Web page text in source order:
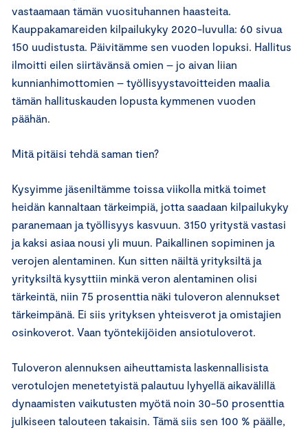
vastaamaan tämän vuosituhannen haasteita.
Kauppakamareiden kilpailukyky 2020-luvulla: 60 sivua
150 uudistusta. Päivitämme sen vuoden lopuksi. Hallitus
ilmoitti eilen siirtävänsä omien – jo aivan liian
kunnianhimottomien – työllisyystavoitteiden maalia
tämän hallituskauden lopusta kymmenen vuoden
päähän.
Mitä pitäisi tehdä saman tien?
Kysyimme jäseniltämme toissa viikolla mitkä toimet
heidän kannaltaan tärkeimpiä, jotta saadaan kilpailukyky
paranemaan ja työllisyys kasvuun. 3150 yritystä vastasi
ja kaksi asiaa nousi yli muun. Paikallinen sopiminen ja
verojen alentaminen. Kun sitten näiltä yrityksiltä ja
yrityksiltä kysyttiin minkä veron alentaminen olisi
tärkeintä, niin 75 prosenttia näki tuloveron alennukset
tärkeimpänä. Ei siis yrityksen yhteisverot ja omistajien
osinkoverot. Vaan työntekijöiden ansiotuloverot.
Tuloveron alennuksen aiheuttamista laskennallisista
verotulojen menetetyistä palautuu lyhyellä aikavälillä
dynaamisten vaikutusten myötä noin 30-50 prosenttia
julkiseen talouteen takaisin. Tämä siis sen 100 % päälle,